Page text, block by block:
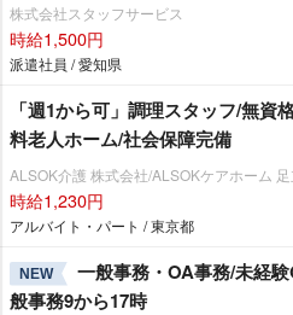
株式会社スタッフサービス
時給1,500円
派遣社員 / 愛知県
「週1から可」調理スタッフ/無資
料老人ホーム/社会保障完備
ALSOK介護 株式会社/ALSOKケアホーム
時給1,230円
アルバイト・パート / 東京都
NEW
一般事務・OA事務/未経
般事務9から17時